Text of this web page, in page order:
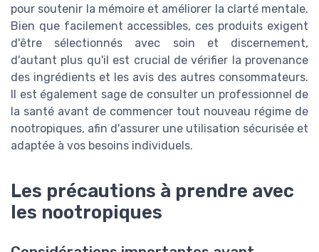
pour soutenir la mémoire et améliorer la clarté mentale.
Bien que facilement accessibles, ces produits exigent
d'être sélectionnés avec soin et discernement,
d'autant plus qu'il est crucial de vérifier la provenance
des ingrédients et les avis des autres consommateurs.
Il est également sage de consulter un professionnel de
la santé avant de commencer tout nouveau régime de
nootropiques, afin d'assurer une utilisation sécurisée et
adaptée à vos besoins individuels.
Les précautions à prendre avec
les nootropiques